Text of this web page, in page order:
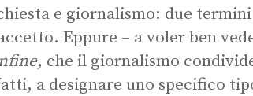
e giornalismo: due
Eppure – a voler ben
, che il giornalismo
a designare uno specifico